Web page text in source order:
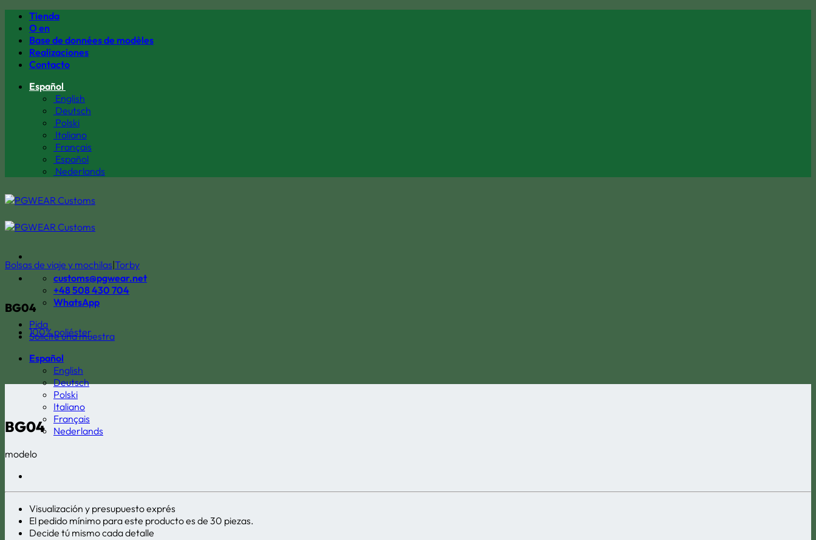
Saltar
contenido
Tienda
O en
Base de données de modèles
Realizaciones
Contacto
Español
English
Deutsch
Polski
Italiano
Français
Español
Nederlands
customs@pgwear.net
+48 508 430 704
WhatsApp
Pida
Solicite una muestra
Español
English
Deutsch
Polski
Italiano
Français
Nederlands
Bolsas de viaje y mochilas|Torby
BG04
100% poliéster
BG04
modelo
Visualización y presupuesto exprés
El pedido mínimo para este producto es de 30 piezas.
Decide tú mismo cada detalle